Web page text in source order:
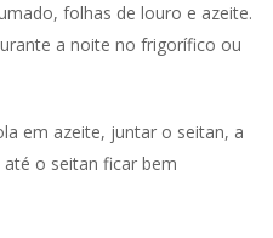
folhas de louro e azeite.
a noite no frigorífico ou
em azeite, juntar o seitan, a
o seitan ficar bem